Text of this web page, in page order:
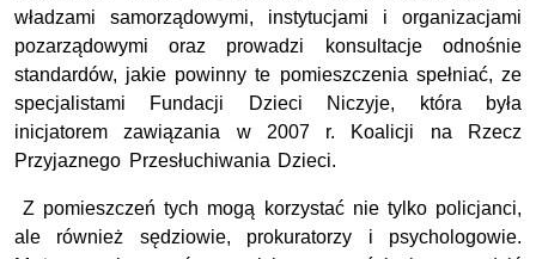
władzami samorządowymi, instytucjami i organizacjami
pozarządowymi oraz prowadzi konsultacje odnośnie
standardów, jakie powinny te pomieszczenia spełniać, ze
specjalistami Fundacji Dzieci Niczyje, która była
inicjatorem zawiązania w 2007 r. Koalicji na Rzecz
Przyjaznego Przesłuchiwania Dzieci.
Z pomieszczeń tych mogą korzystać nie tylko policjanci,
ale również sędziowie, prokuratorzy i psychologowie.